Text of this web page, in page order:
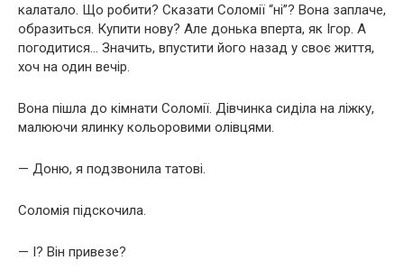
калатало. Що робити? Сказати Соломії “ні”? Вона заплаче,
образиться. Купити нову? Але донька вперта, як Ігор. А
погодитися… Значить, впустити його назад у своє життя,
хоч на один вечір.
Вона пішла до кімнати Соломії. Дівчинка сиділа на ліжку,
малюючи ялинку кольоровими олівцями.
— Доню, я подзвонила татові.
Соломія підскочила.
— І? Він привезе?